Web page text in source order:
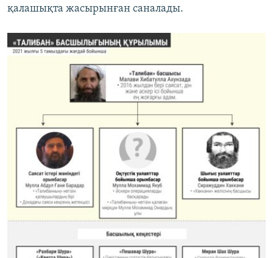
қалашықта жасырынған саналады.